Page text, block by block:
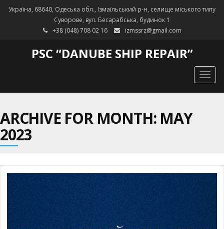
Україна, 68640, Одеська обл., Ізмаїльський р-н, селище міського типу
Суворове, вул. Бесарабська, будинок 1
+38 (048) 708 02 16
izmssrz@gmail.com
PSC “DANUBE SHIP REPAIR”
ARCHIVE FOR MONTH: MAY
2023